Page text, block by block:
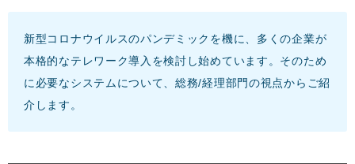
新型コロナウイルスのパンデミックを機に、多くの企業が
本格的なテレワーク導入を検討し始めています。そのため
に必要なシステムについて、総務/経理部門の視点からご紹
介します。